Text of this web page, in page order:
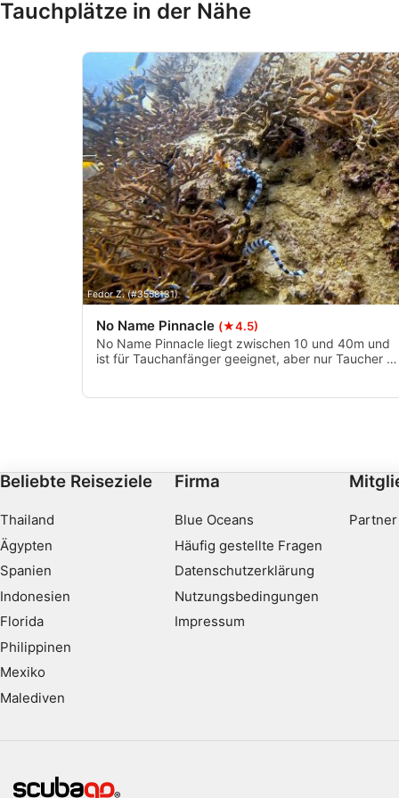
Tauchplätze in der Nähe
Fedor Z. (#3558131)
No Name Pinnacle (★4.5)
No Name Pinnacle liegt zwischen 10 und 40m und
ist für Tauchanfänger geeignet, aber nur Taucher mit
Beliebte Reiseziele
Thailand
Ägypten
Spanien
Indonesien
Florida
Philippinen
Mexiko
Malediven
Firma
Blue Oceans
Häufig gestellte Fragen
Datenschutzerklärung
Nutzungsbedingungen
Impressum
Verwendung reduzierter Daten zur Auswahl von Inhalten
IAB-Besonderheiten:
Verwendung genauer Standortdaten
Geräte anhand von aktiv angeforderten Informationen
Nicht-IAB-Verarbeitungszwecke:
Notwendig
Performance
Funktional
Werbung